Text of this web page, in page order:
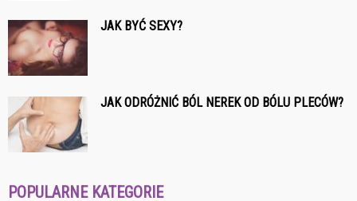
JAK BYĆ SEXY?
JAK ODRÓŻNIĆ BÓL NEREK OD BÓLU PLECÓW?
POPULARNE KATEGORIE